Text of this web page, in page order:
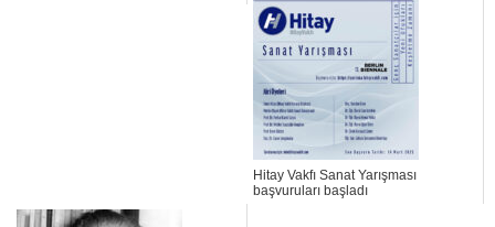
Hitay Vakfı Sanat Yarışması
başvuruları başladı